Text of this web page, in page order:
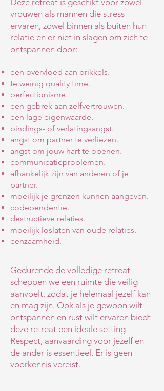
Deze retreat is geschikt voor zowel
vrouwen als mannen die stress
ervaren, zowel binnen als buiten hun
relatie en er niet in slagen om zich te
ontspannen door:
een overvloed aan prikkels.
te weinig quality time.
perfectionisme.
een gebrek aan zelfvertrouwen.
een lage eigenwaarde.
bindings- of verlatingsangst.
angst om partner te verliezen.
angst om jouw hart te openen.
communicatieproblemen.
afhankelijk zijn van anderen of je
partner.
moeilijk je grenzen kunnen aangeven.
codependentie.
destructieve relaties.
moeilijk loslaten van oude relaties.
eenzaamheid.
Gedurende de volledige retreat
scheppen we een ruimte die veilig
aanvoelt, zodat je helemaal jezelf kan
en mag zijn. Ook als je gewoon wilt
ontspannen en rust wilt ervaren biedt
deze retreat een ideale setting.
Respect, aanvaarding voor jezelf en
de ander is essentieel. Er is geen
voorkennis vereist.